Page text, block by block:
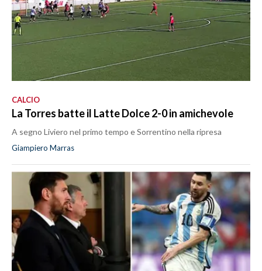
CALCIO
La Torres batte il Latte Dolce 2-0 in amichevole
A segno Liviero nel primo tempo e Sorrentino nella ripresa
Giampiero Marras